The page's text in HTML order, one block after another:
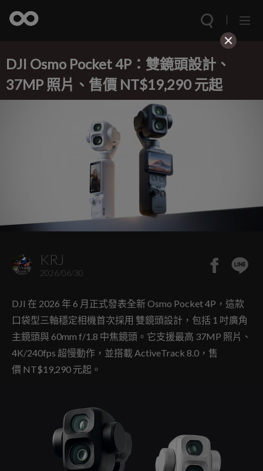
DJI Osmo Pocket 4P：雙鏡頭設計、
37MP 照片、售價 NT$19,290 元起
KRJ
2026/06/30
DJI 在 2026 年 6 月正式發表全新 Osmo Pocket 4P，這款
口袋型三軸穩定相機首次採用 雙鏡頭設計，包括 1 吋廣角
主鏡頭與 60mm f/1.8 中焦鏡頭。它支援最高 37MP 照片、
4K/240fps 超慢動作，並搭載 ActiveTrack 8.0，售
價 NT$19,290 元起。